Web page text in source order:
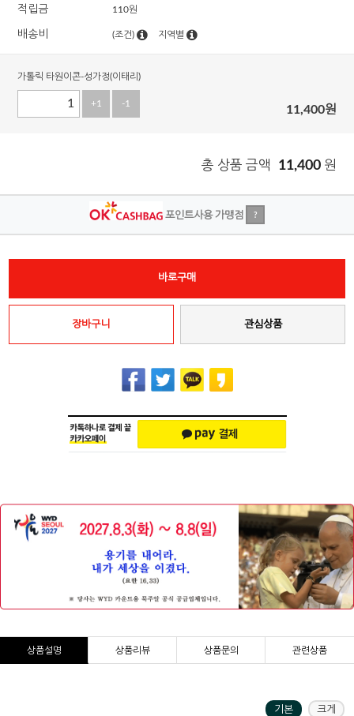
적립금 110원
배송비 (조건) 지역별
가톨릭 타원이콘-성가정(이태리)
+1 -1 11,400원
총 상품 금액 11,400 원
포인트사용 가맹점 ?
바로구매
장바구니 관심상품
상품설명 상품리뷰 상품문의 관련상품
기본 크게